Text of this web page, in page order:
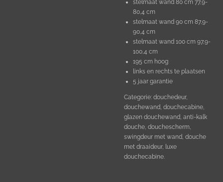
stelmaat wand 80 cm 77,9-
80,4 cm
stelmaat wand 90 cm 87,9-
90,4 cm
stelmaat wand 100 cm 97,9-
100,4 cm
195 cm hoog
links en rechts te plaatsen
5 jaar garantie
Categorie: douchedeur,
douchewand, douchecabine,
glazen douchewand, anti-kalk
douche, douchescherm,
swingdeur met wand, douche
met draaideur, luxe
douchecabine.